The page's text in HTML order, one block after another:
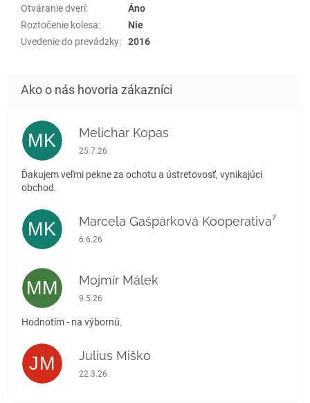
Otváranie dverí:
Áno
Roztočenie kolesa:
Nie
Uvedenie do prevádzky: 2016
MK Melichar Kopas
Hodnotenie obchodu je 5 z 5 hviezdičiek.
25.7.26
Ďakujem veľmi pekne za ochotu a ústretovosť, vynikajúci
obchod.
MK Marcela Gašpárková Kooperativa⁷
Hodnotenie obchodu je 5 z 5 hviezdičiek.
6.6.26
MM Mojmír Málek
Hodnotenie obchodu je 5 z 5 hviezdičiek.
9.5.26
Hodnotím - na výbornú.
JM Julius Miško
Hodnotenie obchodu je 5 z 5 hviezdičiek.
22.3.26